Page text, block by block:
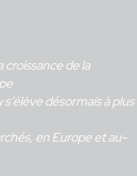
de la
désormais à plus
en Europe et au-